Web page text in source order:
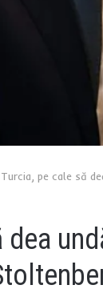
Turcia, pe cale să
dea